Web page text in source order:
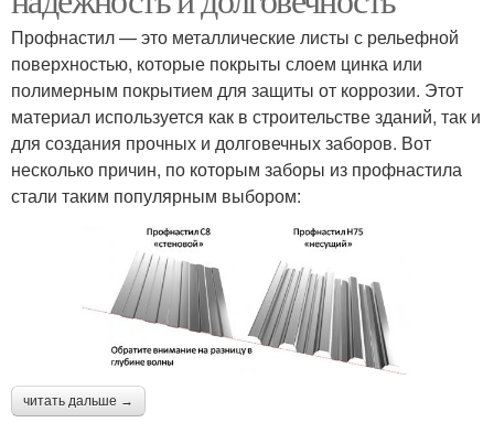
Профнастил — это металлические листы с рельефной
поверхностью, которые покрыты слоем цинка или
полимерным покрытием для защиты от коррозии. Этот
материал используется как в строительстве зданий, так и
для создания прочных и долговечных заборов. Вот
несколько причин, по которым заборы из профнастила
стали таким популярным выбором:
читать дальше →